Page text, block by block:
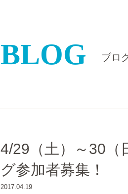
BLOG ブロ
4/29（土）～30（
グ参加者募集！
2017.04.19